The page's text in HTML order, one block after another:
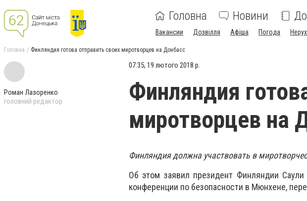
Головна Новини
Вакансии Дозвілля Афіша Погода
Головна Финляндия готова отправить своих миротворцев на Донбасс
Роман Лазоренко
головний редактор
07:35, 19 лютого 2018 р.
Финляндия
миротворцев на
Финляндия должна участвовать в
Об этом заявил президент Финляндии
конференции по безопасности в Мюнхене,